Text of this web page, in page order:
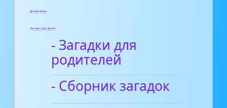
Диафильмы
Загадки для детей
- Загадки для
родителей
- Сборник загадок